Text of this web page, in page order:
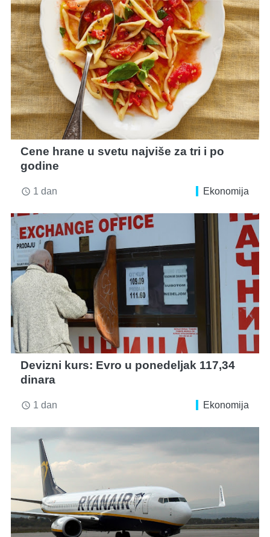
Cene hrane u svetu najviše za tri i po
godine
access_time 1 dan Ekonomija
Devizni kurs: Evro u ponedeljak 117,34
dinara
access_time 1 dan Ekonomija